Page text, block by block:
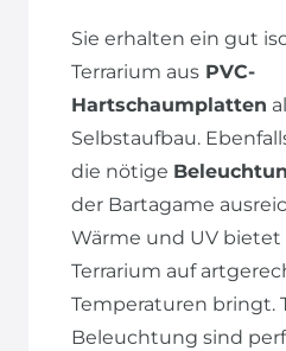
Sie erhalten ein gut
Terrarium aus PVC-
Hartschaumplatten
Selbstaufbau.
die nötige
der Bartagame
Wärme und UV bietet
Terrarium auf
Temperaturen bringt.
Beleuchtung sind